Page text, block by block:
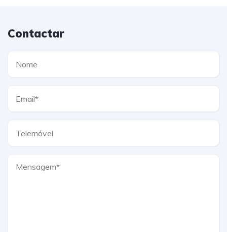
Contactar